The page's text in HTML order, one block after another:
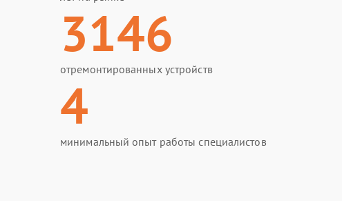
3146
отремонтированных устройств
4
минимальный опыт работы специалистов